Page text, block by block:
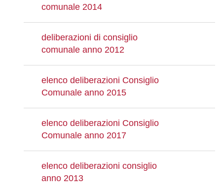
comunale 2014
deliberazioni di consiglio
comunale anno 2012
elenco deliberazioni Consiglio
Comunale anno 2015
elenco deliberazioni Consiglio
Comunale anno 2017
elenco deliberazioni consiglio
anno 2013